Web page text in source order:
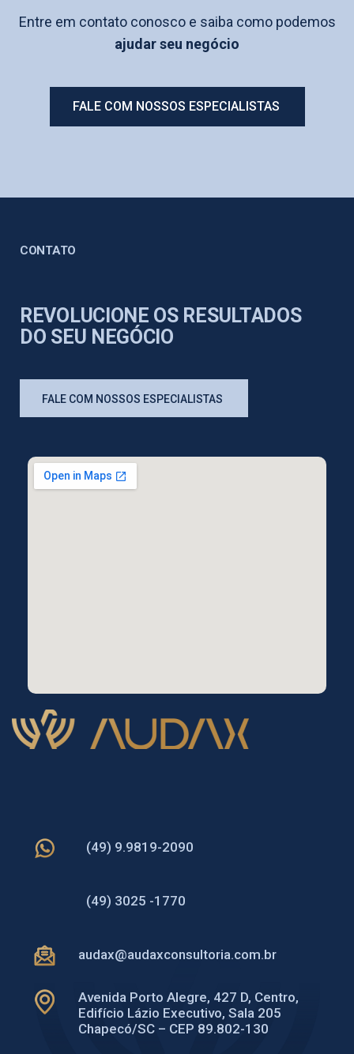
Entre em contato conosco e saiba como podemos
ajudar seu negócio
FALE COM NOSSOS ESPECIALISTAS
CONTATO
REVOLUCIONE OS RESULTADOS
DO SEU NEGÓCIO
FALE COM NOSSOS ESPECIALISTAS
(49) 9.9819-2090
(49) 3025 -1770
audax@audaxconsultoria.com.br
Avenida Porto Alegre, 427 D, Centro,
Edifício Lázio Executivo, Sala 205
Chapecó/SC – CEP 89.802-130